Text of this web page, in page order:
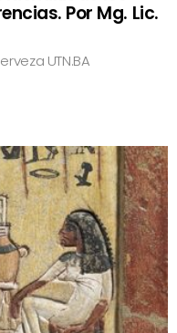
Por Mg. Lic.
UTN.BA